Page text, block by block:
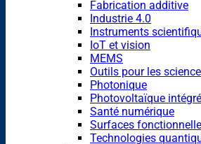
Fabrication additive
Industrie 4.0
Instruments
IoT et vision
MEMS
Outils pour les
Photonique
Photovoltaïque
Santé numérique
Surfaces
Technologies